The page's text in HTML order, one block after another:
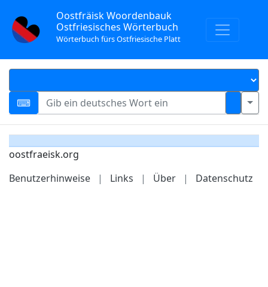
Oostfräisk Woordenbauk
Ostfriesisches Wörterbuch
Wörterbuch fürs Ostfriesische Platt
oostfraeisk.org
Benutzerhinweise
| Links | Über | Datenschutz